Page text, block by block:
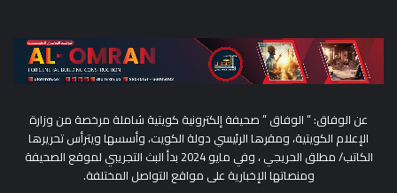
عن الوفاق: ” الوفاق ” صحيفة إلكترونية كويتية شاملة مرخصة من وزارة
الإعلام الكويتية، ومقرها الرئيسي دولة الكويت، وأسسها ويترأس تحريرها
الكاتب/ مطلق الحريجي ، وفي مايو 2024 بدأ البث التجريبي لموقع الصحيفة
ومنصاتها الإخبارية على مواقع التواصل المختلفة.